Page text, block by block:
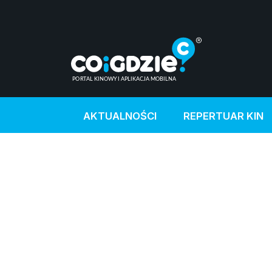
AKTUALNOŚCI REPERTUAR KIN